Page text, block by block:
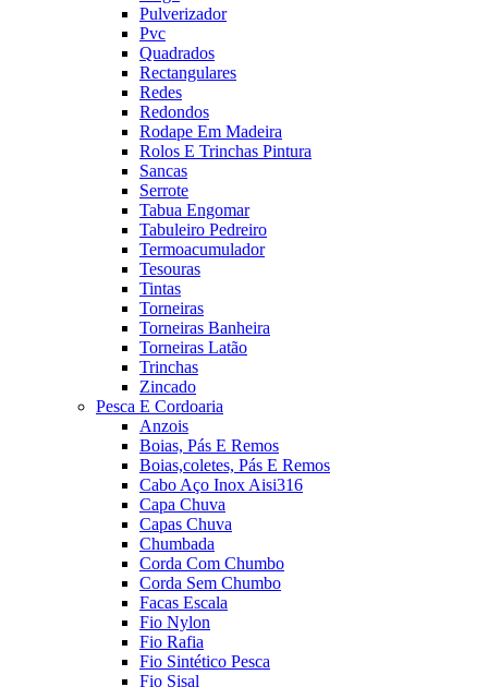
Pulverizador
Pvc
Quadrados
Rectangulares
Redes
Redondos
Rodape Em Madeira
Rolos E Trinchas Pintura
Sancas
Serrote
Tabua Engomar
Tabuleiro Pedreiro
Termoacumulador
Tesouras
Tintas
Torneiras
Torneiras Banheira
Torneiras Latão
Trinchas
Zincado
Pesca E Cordoaria
Anzois
Boias, Pás E Remos
Boias,coletes, Pás E Remos
Cabo Aço Inox Aisi316
Capa Chuva
Capas Chuva
Chumbada
Corda Com Chumbo
Corda Sem Chumbo
Facas Escala
Fio Nylon
Fio Rafia
Fio Sintético Pesca
Fio Sisal